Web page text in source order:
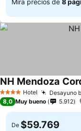
4 EstrellasHotel Desayuno
NH Mendoza
8,0 Muy bueno 5.912
De $59.769